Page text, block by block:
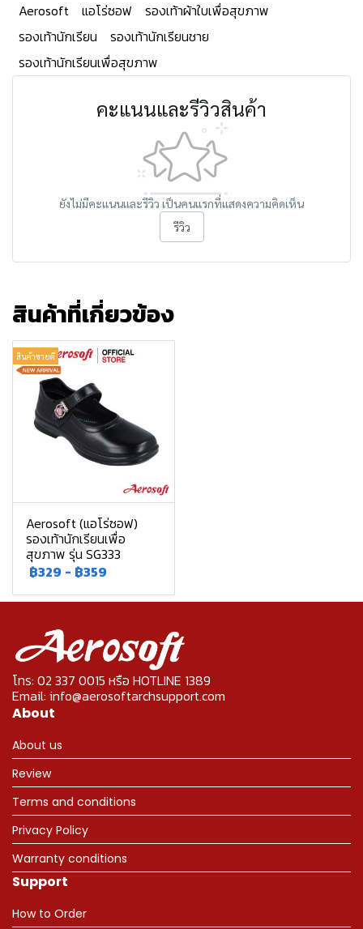
Aerosoft แอโร่ซอฟ
รองเท้าผ้าใบเพื่อสุขภาพ
รองเท้านักเรียน
รองเท้านักเรียนชาย
รองเท้านักเรียนเพื่อสุขภาพ
คะแนนและรีวิวสินค้า
ยังไม่มีคะแนนและรีวิว เป็นคนแรกที่แสดงความคิดเห็น
รีวิว
สินค้าที่เกี่ยวข้อง
สินค้าขายดี
Aerosoft (แอโร่ซอฟ)
รองเท้านักเรียนเพื่อ
สุขภาพ รุ่น SG333
฿329 - ฿359
โทร: 02 337 0015 หรือ HOTLINE 1389
Email: info@aerosoftarchsupport.com
About
About us
Review
Terms and conditions
Privacy Policy
Warranty conditions
Support
How to Order